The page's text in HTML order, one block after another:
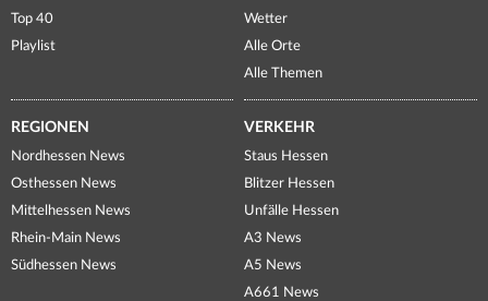
Top 40
Playlist
Wetter
Alle Orte
Alle Themen
REGIONEN
Nordhessen News
Osthessen News
Mittelhessen News
Rhein-Main News
Südhessen News
VERKEHR
Staus Hessen
Blitzer Hessen
Unfälle Hessen
A3 News
A5 News
A661 News